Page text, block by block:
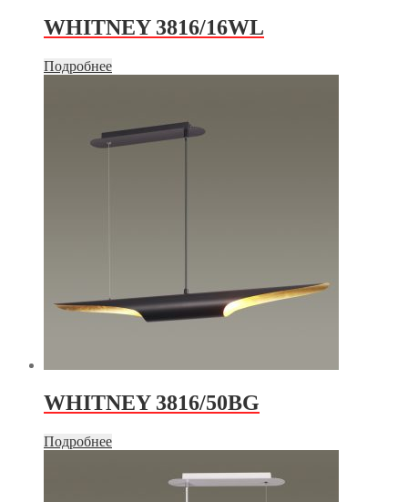
WHITNEY 3816/16WL
Подробнее
WHITNEY 3816/50BG
Подробнее